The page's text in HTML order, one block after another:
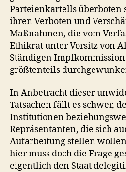
Parteienkartells überboten
ihren Verboten und
Maßnahmen, die vom
Ethikrat unter Vorsitz von
Ständigen Impfkommission
größtenteils
In Anbetracht dieser
Tatsachen fällt es schwer,
Institutionen
Repräsentanten, die sich
Aufarbeitung stellen
hier muss doch die Frage
eigentlich den Staat